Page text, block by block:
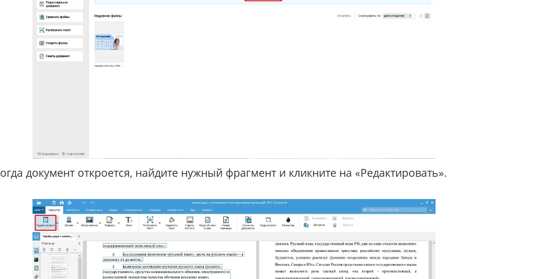
документ откроется, найдите нужный фрагмент и кликните на «Редактировать».